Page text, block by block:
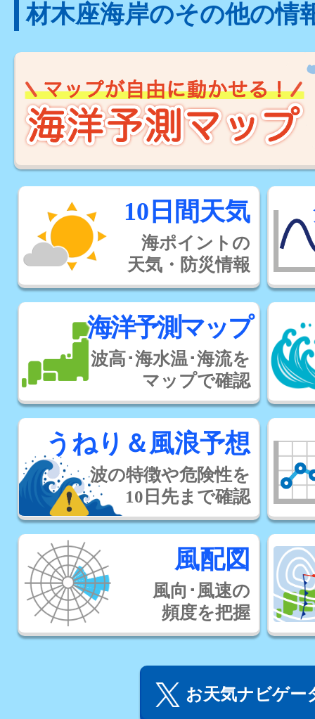
材木座海岸のその他の情
10日間天気
海ポイントの
天気・防災情報
海洋予測マップ
波高･海水温･海流を
マップで確認
うねり＆風浪予想
波の特徴や危険性を
10日先まで確認
風配図
風向･風速の
頻度を把握
お天気ナビゲー